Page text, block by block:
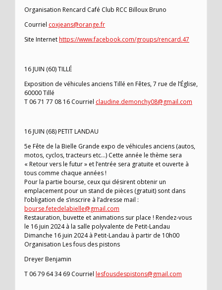
Organisation Rencard Café Club RCC Billoux Bruno
Courriel coxjeans@orange.fr
Site Internethttps://www.facebook.com/groups/rencard.47
16 JUIN (60) TILLÉ
Exposition de véhicules anciens Tillé en Fêtes, 7 rue de l’Église,
60000 Tillé
T 06 71 77 08 16 Courriel claudine.demonchy08@gmail.com
16 JUIN (68) PETIT LANDAU
5e Fête de la Bielle Grande expo de véhicules anciens (autos,
motos, cyclos, tracteurs etc…) Cette année le thème sera
« Retour vers le futur » et l’entrée sera gratuite et ouverte à
tous comme chaque années !
Pour la partie bourse, ceux qui désirent obtenir un
emplacement pour un stand de pièces (gratuit) sont dans
l’obligation de s’inscrire à l’adresse mail :
bourse.fetedelabielle@gmail.com
Restauration, buvette et animations sur place ! Rendez-vous
le 16 juin 2024 à la salle polyvalente de Petit-Landau
Dimanche 16 juin 2024 à Petit-Landau à partir de 10h00
Organisation Les fous des pistons
Dreyer Benjamin
T 06 79 64 34 69 Courriel lesfousdespistons@gmail.com